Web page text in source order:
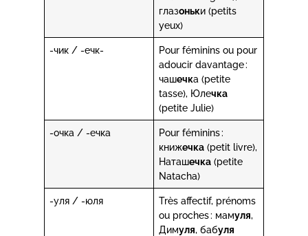
глазоньки (petits
yeux)
-чик / -ечк-
Pour féminins ou pour
adoucir davantage :
чашечка (petite
tasse), Юлечка
(petite Julie)
-очка / -ечка
Pour féminins :
книжечка (petit livre),
Наташечка (petite
Natacha)
-уля / -юля
Très affectif, prénoms
ou proches : мамуля,
Димуля, бабуля